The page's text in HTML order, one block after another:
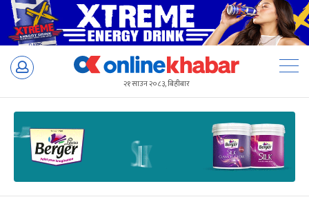
Skip
२१ साउन २०८३, बिहीबार